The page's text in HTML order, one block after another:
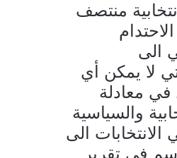
منتصف
الى
التي لا يمكن أي
في معادلة
والسياسية
الى
في تقرير